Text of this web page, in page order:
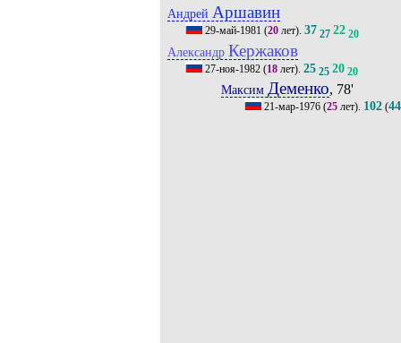
Андрей Аршавин
29-май-1981 (20лет). 37 27 22 20
Александр Кержаков
27-ноя-1982(18лет). 25 25 20 20
Максим Деменко, 78'
21-мар-1976 (25 лет). 102 (44